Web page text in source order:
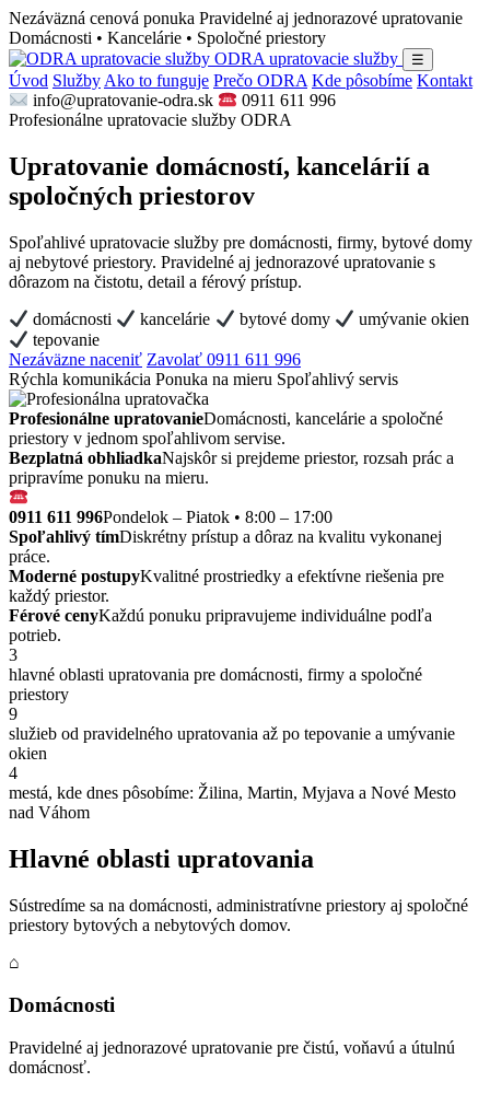
Nezáväzná cenová ponuka Pravidelné aj jednorazové upratovanie
Domácnosti • Kancelárie • Spoločné priestory
ODRA upratovacie služby
☰
Úvod Služby Ako to funguje Prečo ODRA Kde pôsobíme Kontakt
info@upratovanie-odra.sk
0911 611 996
Profesionálne upratovacie služby ODRA
Upratovanie domácností, kancelárií a
spoločných priestorov
Spoľahlivé upratovacie služby pre domácnosti, firmy, bytové domy
aj nebytové priestory. Pravidelné aj jednorazové upratovanie s
dôrazom na čistotu, detail a férový prístup.
domácnosti kancelárie bytové domy
umývanie okien
tepovanie
Nezáväzne naceniť Zavolať 0911 611 996
Rýchla komunikácia Ponuka na mieru Spoľahlivý servis
Profesionálne upratovanieDomácnosti, kancelárie a spoločné
priestory v jednom spoľahlivom servise.
Bezplatná obhliadkaNajskôr si prejdeme priestor, rozsah prác a
pripravíme ponuku na mieru.
0911 611 996Pondelok – Piatok • 8:00 – 17:00
Spoľahlivý tímDiskrétny prístup a dôraz na kvalitu vykonanej
práce.
Moderné postupyKvalitné prostriedky a efektívne riešenia pre
každý priestor.
Férové cenyKaždú ponuku pripravujeme individuálne podľa
potrieb.
3
hlavné oblasti upratovania pre domácnosti, firmy a spoločné
priestory
9
služieb od pravidelného upratovania až po tepovanie a umývanie
okien
4
mestá, kde dnes pôsobíme: Žilina, Martin, Myjava a Nové Mesto
nad Váhom
Hlavné oblasti upratovania
Sústredíme sa na domácnosti, administratívne priestory aj spoločné
priestory bytových a nebytových domov.
⌂
Domácnosti
Pravidelné aj jednorazové upratovanie pre čistú, voňavú a útulnú
domácnosť.